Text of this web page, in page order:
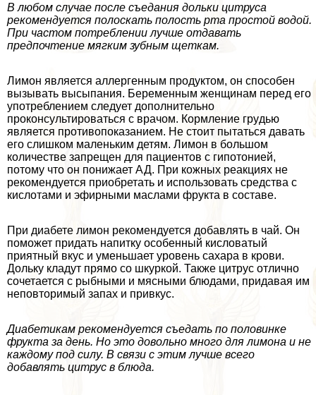
В любом случае после съедания дольки цитруса
рекомендуется полоскать полость рта простой водой.
При частом потрeблении лучше отдавать
предпочтение мягким зубным щеткам.
Лимон является аллергенным продуктом, он способен
вызывать высыпания. Беременным женщинам перед его
употрeблением следует дополнительно
проконсультироваться с врачом. Кормление гpyдью
является противопоказанием. Не стоит пытаться давать
его слишком маленьким детям. Лимон в большом
количестве запрещен для пациентов с гипотонией,
потому что он понижает АД. При кожных реакциях не
рекомендуется приобретать и использовать средства с
кислотами и эфирными маслами фрукта в составе.
При диабете лимон рекомендуется добавлять в чай. Он
поможет придать напитку особенный кисловатый
приятный вкус и уменьшает уровень сахара в крови.
Дольку кладут прямо со шкуркой. Также цитрус отлично
сочетается с рыбными и мясными блюдами, придавая им
неповторимый запах и привкус.
Диабетикам рекомендуется съедать по половинке
фрукта за день. Но это довольно много для лимона и не
каждому под силу. В связи с этим лучше всего
добавлять цитрус в блюда.